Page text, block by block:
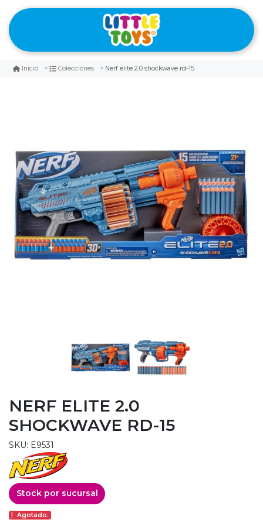
Inicio Colecciones Nerf elite 2.0 shockwave rd-15
NERF ELITE 2.0
SHOCKWAVE RD-15
SKU: E9531
Stock por sucursal
Agotado.